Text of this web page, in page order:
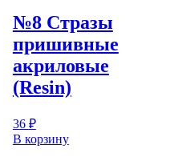
№8 Стразы
пришивные
акриловые
(Resin)
36 ₽
В корзину